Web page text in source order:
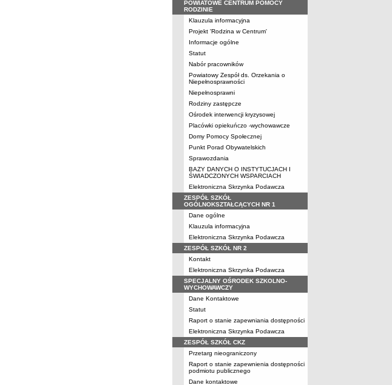
POWIATOWE CENTRUM POMOCY
RODZINIE
Klauzula informacyjna
Projekt 'Rodzina w Centrum'
Informacje ogólne
Statut
Nabór pracowników
Powiatowy Zespół ds. Orzekania o
Niepełnosprawności
Niepełnosprawni
Rodziny zastępcze
Ośrodek interwencji kryzysowej
Placówki opiekuńczo -wychowawcze
Domy Pomocy Społecznej
Punkt Porad Obywatelskich
Sprawozdania
BAZY DANYCH O INSTYTUCJACH I
ŚWIADCZONYCH WSPARCIACH
Elektroniczna Skrzynka Podawcza
ZESPÓŁ SZKÓŁ
OGÓLNOKSZTAŁCĄCYCH NR 1
Dane ogólne
Klauzula informacyjna
Elektroniczna Skrzynka Podawcza
ZESPÓŁ SZKÓŁ NR 2
Kontakt
Elektroniczna Skrzynka Podawcza
SPECJALNY OŚRODEK SZKOLNO-
WYCHOWAWCZY
Dane Kontaktowe
Statut
Raport o stanie zapewniania dostępności
Elektroniczna Skrzynka Podawcza
ZESPÓŁ SZKÓŁ CKZ
Przetarg nieograniczony
Raport o stanie zapewnienia dostępności
podmiotu publicznego
Dane kontaktowe